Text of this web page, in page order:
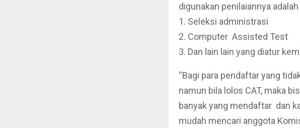
digunakan penilaiannya adalah
1. Seleksi administrasi
2. Computer Assisted Test
3. Dan lain lain yang diatur
“Bagi para pendaftar yang
namun bila lolos CAT, maka
banyak yang mendaftar dan
mudah mencari anggota